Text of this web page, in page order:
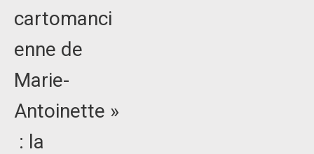
cartomanci
enne de
Marie-
Antoinette »
: la